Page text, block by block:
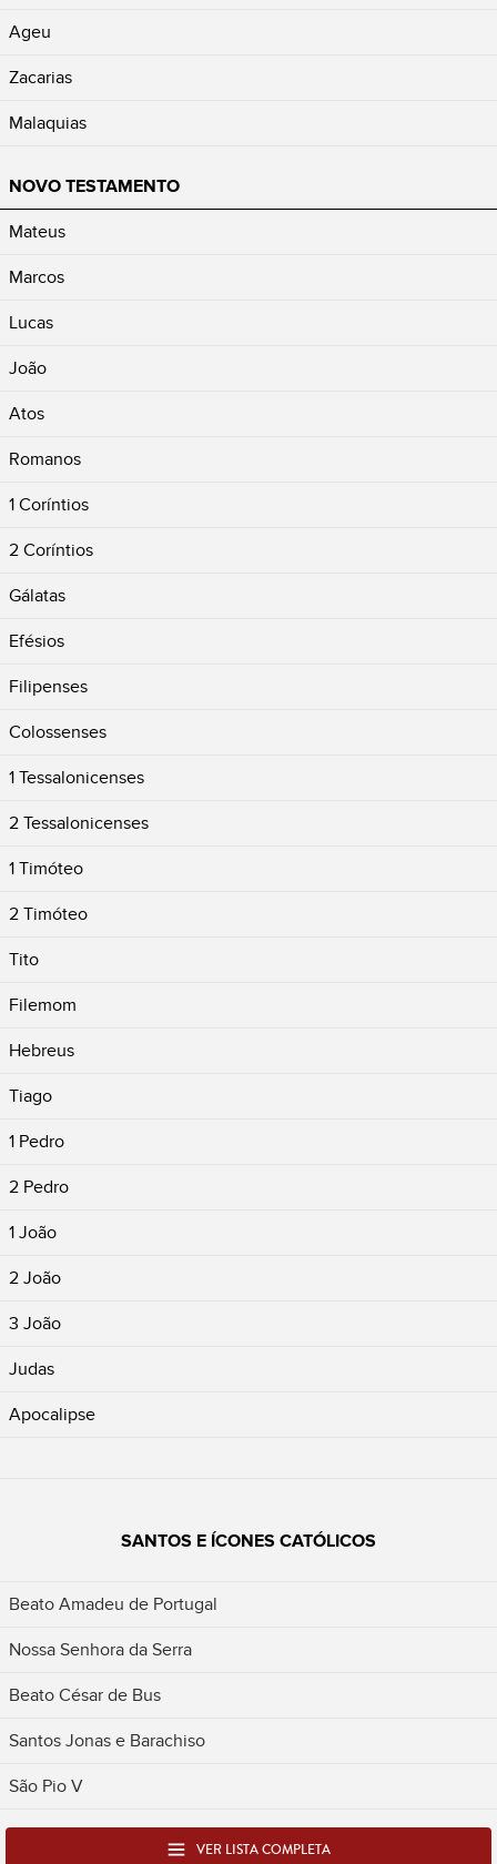
Ageu
Zacarias
Malaquias
NOVO TESTAMENTO
Mateus
Marcos
Lucas
João
Atos
Romanos
1 Coríntios
2 Coríntios
Gálatas
Efésios
Filipenses
Colossenses
1 Tessalonicenses
2 Tessalonicenses
1 Timóteo
2 Timóteo
Tito
Filemom
Hebreus
Tiago
1 Pedro
2 Pedro
1 João
2 João
3 João
Judas
Apocalipse
SANTOS E ÍCONES CATÓLICOS
Beato Amadeu de Portugal
Nossa Senhora da Serra
Beato César de Bus
Santos Jonas e Barachiso
São Pio V
VER LISTA COMPLETA